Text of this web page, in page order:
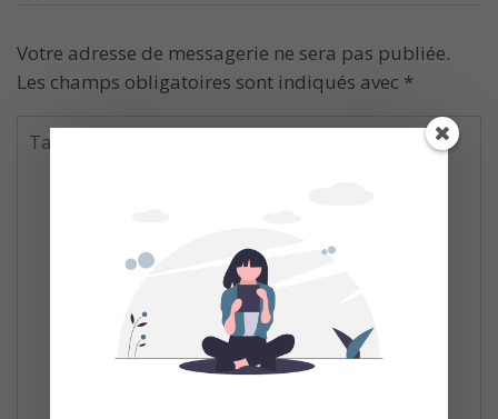
Votre adresse de messagerie ne sera pas publiée.
Les champs obligatoires sont indiqués avec *